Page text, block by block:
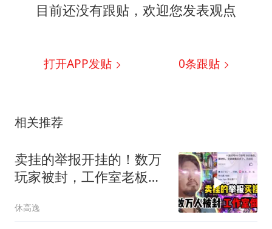
目前还没有跟贴，欢迎您发表观点
打开APP发贴 0条跟贴
相关推荐
卖挂的举报开挂的！数万
玩家被封，工作室老板上
休高逸